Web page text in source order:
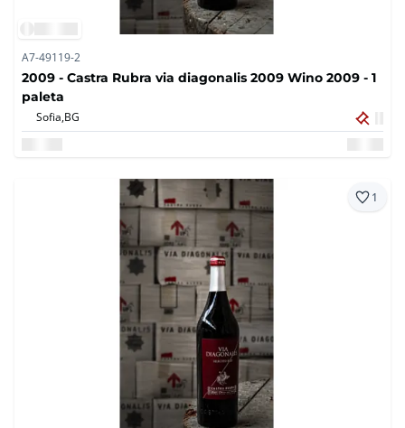
A7-49119-2
2009 - Castra Rubra via diagonalis 2009 Wino 2009 - 1
paleta
Sofia,BG
1